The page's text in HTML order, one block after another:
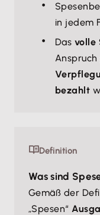
in jedem
Das volle
bezahlt
Definition
Was sind
Gemäß der
„Spesen“